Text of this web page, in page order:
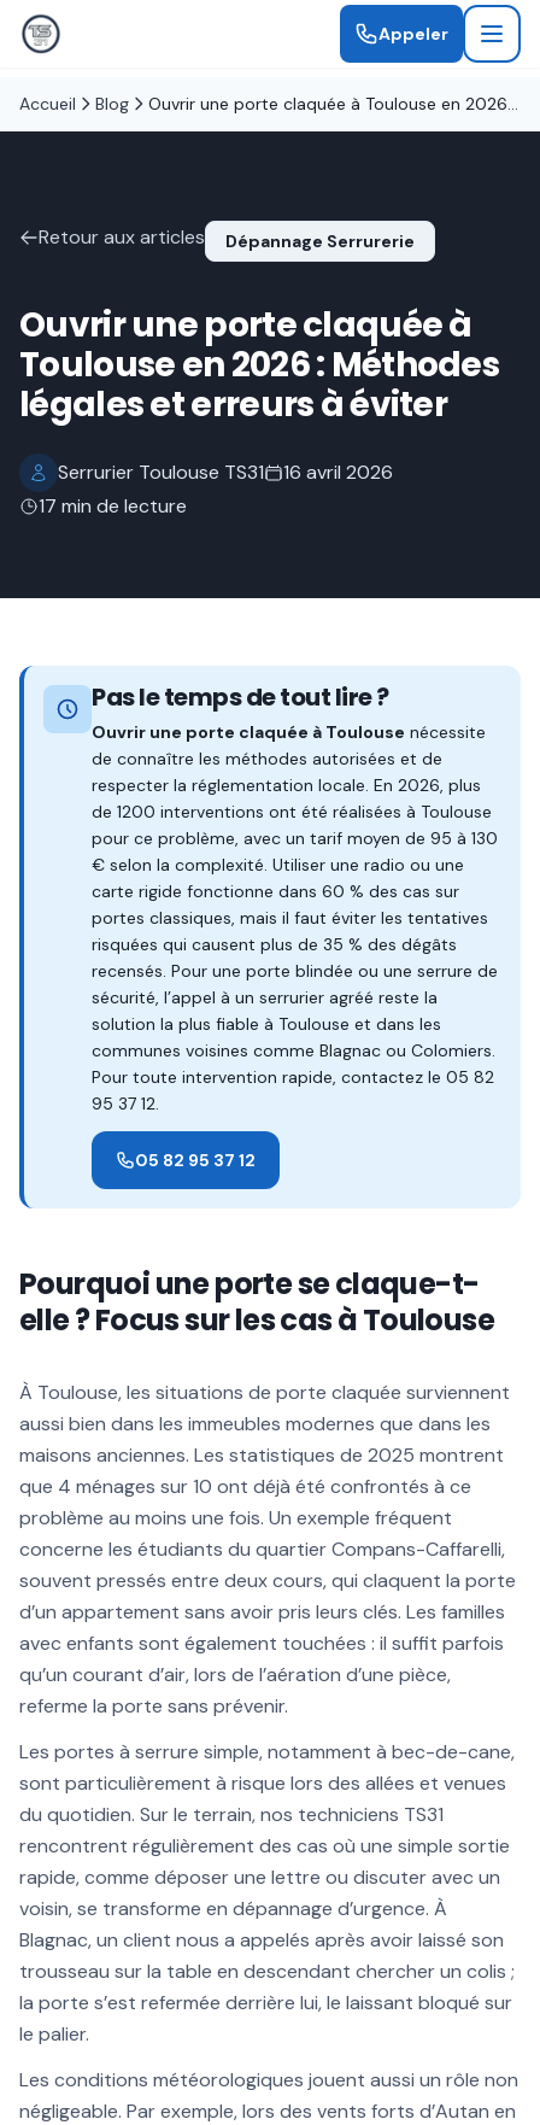
Appeler
Accueil Blog Ouvrir une porte claquée à Toulouse en 2026 : Méthodes légales et erreurs à éviter
Retour aux articles Dépannage Serrurerie
Ouvrir une porte claquée à
Toulouse en 2026 : Méthodes
légales et erreurs à éviter
Serrurier Toulouse TS31
16 avril 2026
17 min de lecture
Pas le temps de tout lire ?
Ouvrir une porte claquée à Toulouse nécessite
de connaître les méthodes autorisées et de
respecter la réglementation locale. En 2026, plus
de 1200 interventions ont été réalisées à Toulouse
pour ce problème, avec un tarif moyen de 95 à 130
€ selon la complexité. Utiliser une radio ou une
carte rigide fonctionne dans 60 % des cas sur
portes classiques, mais il faut éviter les tentatives
risquées qui causent plus de 35 % des dégâts
recensés. Pour une porte blindée ou une serrure de
sécurité, l’appel à un serrurier agréé reste la
solution la plus fiable à Toulouse et dans les
communes voisines comme Blagnac ou Colomiers.
Pour toute intervention rapide, contactez le 05 82
95 37 12.
05 82 95 37 12
Pourquoi une porte se claque-t-
elle ? Focus sur les cas à Toulouse
À Toulouse, les situations de porte claquée surviennent
aussi bien dans les immeubles modernes que dans les
maisons anciennes. Les statistiques de 2025 montrent
que 4 ménages sur 10 ont déjà été confrontés à ce
problème au moins une fois. Un exemple fréquent
concerne les étudiants du quartier Compans-Caffarelli,
souvent pressés entre deux cours, qui claquent la porte
d’un appartement sans avoir pris leurs clés. Les familles
avec enfants sont également touchées : il suffit parfois
qu’un courant d’air, lors de l’aération d’une pièce,
referme la porte sans prévenir.
Les portes à serrure simple, notamment à bec-de-cane,
sont particulièrement à risque lors des allées et venues
du quotidien. Sur le terrain, nos techniciens TS31
rencontrent régulièrement des cas où une simple sortie
rapide, comme déposer une lettre ou discuter avec un
voisin, se transforme en dépannage d’urgence. À
Blagnac, un client nous a appelés après avoir laissé son
trousseau sur la table en descendant chercher un colis ;
la porte s’est refermée derrière lui, le laissant bloqué sur
le palier.
Les conditions météorologiques jouent aussi un rôle non
négligeable. Par exemple, lors des vents forts d’Autan en